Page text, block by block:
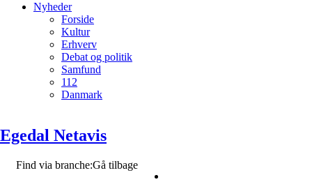
Nyheder
Forside
Kultur
Erhverv
Debat og politik
Samfund
112
Danmark
Egedal Netavis
Find via branche:Gå tilbage